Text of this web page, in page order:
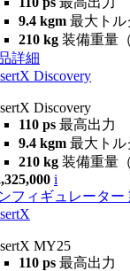
9.4 kgm 最大トル
210 kg 装備重量
詳細
Discovery
Discovery
110 ps 最高出力
9.4 kgm 最大トル
210 kg 装備重量
i
フィギュレーター
MY25
110 ps 最高出力